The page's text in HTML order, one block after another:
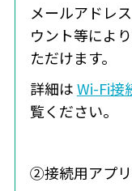
メールアドレ
ウント等によ
ただけます。
詳細はWi-Fi接
覧ください。
②接続用アプ